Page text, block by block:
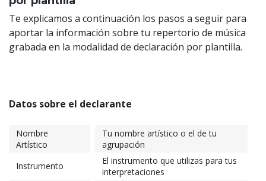
Te explicamos a continuación los pasos a seguir para
aportar la información sobre tu repertorio de música
grabada en la modalidad de declaración por plantilla.
Datos sobre el declarante
Nombre
Artístico
Tu nombre artístico o el de tu
agrupación
Instrumento
El instrumento que utilizas para tus
interpretaciones